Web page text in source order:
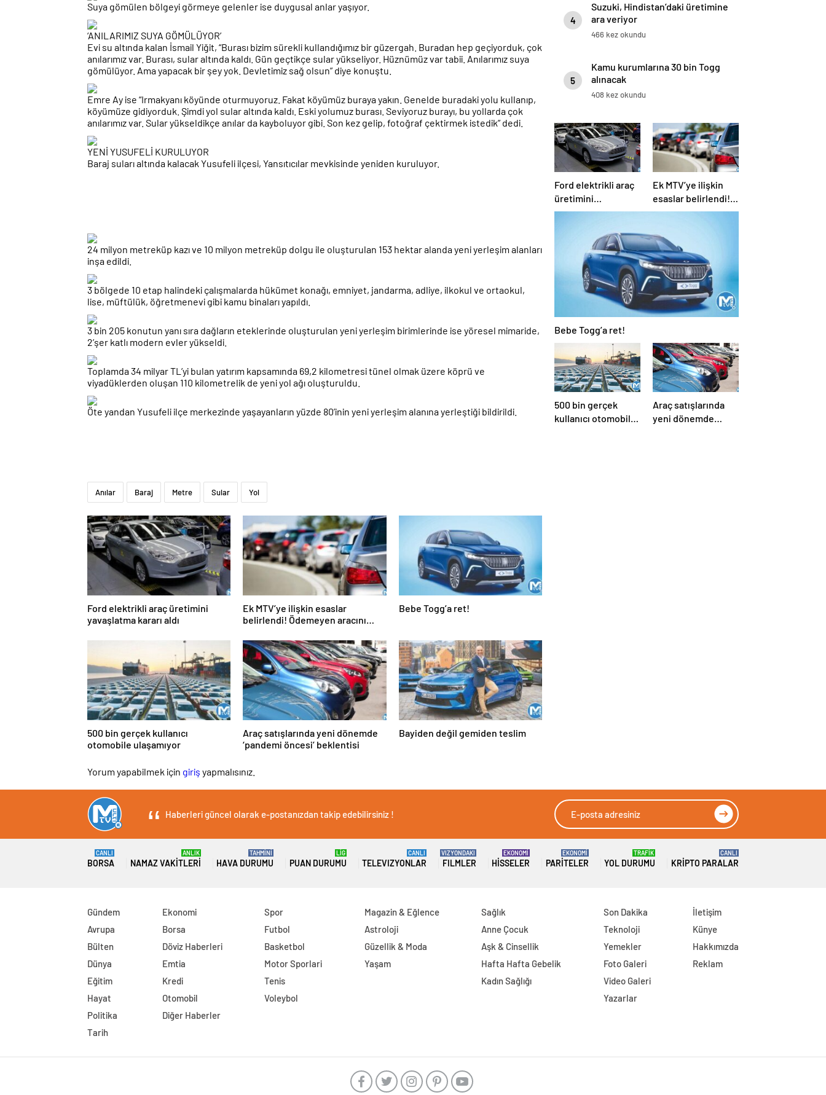
Suya gömülen bölgeyi görmeye gelenler ise duygusal anlar yaşıyor.
‘ANILARIMIZ SUYA GÖMÜLÜYOR’
Evi su altında kalan İsmail Yiğit, “Burası bizim sürekli kullandığımız bir güzergah. Buradan hep geçiyorduk, çok
anılarımız var. Burası, sular altında kaldı. Gün geçtikçe sular yükseliyor. Hüznümüz var tabii. Anılarımız suya
gömülüyor. Ama yapacak bir şey yok. Devletimiz sağ olsun” diye konuştu.
Emre Ay ise “Irmakyanı köyünde oturmuyoruz. Fakat köyümüz buraya yakın. Genelde buradaki yolu kullanıp,
köyümüze gidiyorduk. Şimdi yol sular altında kaldı. Eski yolumuz burası. Seviyoruz burayı, bu yollarda çok
anılarımız var. Sular yükseldikçe anılar da kayboluyor gibi. Son kez gelip, fotoğraf çektirmek istedik” dedi.
YENİ YUSUFELİ KURULUYOR
Baraj suları altında kalacak Yusufeli ilçesi, Yansıtıcılar mevkisinde yeniden kuruluyor.
24 milyon metreküp kazı ve 10 milyon metreküp dolgu ile oluşturulan 153 hektar alanda yeni yerleşim alanları
inşa edildi.
3 bölgede 10 etap halindeki çalışmalarda hükümet konağı, emniyet, jandarma, adliye, ilkokul ve ortaokul,
lise, müftülük, öğretmenevi gibi kamu binaları yapıldı.
3 bin 205 konutun yanı sıra dağların eteklerinde oluşturulan yeni yerleşim birimlerinde ise yöresel mimaride,
2’şer katlı modern evler yükseldi.
Toplamda 34 milyar TL’yi bulan yatırım kapsamında 69,2 kilometresi tünel olmak üzere köprü ve
viyadüklerden oluşan 110 kilometrelik de yeni yol ağı oluşturuldu.
Öte yandan Yusufeli ilçe merkezinde yaşayanların yüzde 80’inin yeni yerleşim alanına yerleştiği bildirildi.
Anılar Baraj Metre Sular Yol
Ford elektrikli araç üretimini
yavaşlatma kararı aldı
Ek MTV’ye ilişkin esaslar
belirlendi! Ödemeyen aracını
Bebe Togg’a ret!
500 bin gerçek kullanıcı
otomobile ulaşamıyor
Araç satışlarında yeni dönemde
‘pandemi öncesi’ beklentisi
Bayiden değil gemiden teslim
Yorum yapabilmek için giriş yapmalısınız.
4
Suzuki, Hindistan’daki üretimine
ara veriyor
466 kez okundu
5
Kamu kurumlarına 30 bin Togg
alınacak
408 kez okundu
Ford elektrikli araç
üretimini
yavaşlatma kararı
Ek MTV’ye ilişkin
esaslar belirlendi!
Ödemeyen aracını
Bebe Togg’a ret!
500 bin gerçek
kullanıcı otomobile
Araç satışlarında
yeni dönemde
Haberleri güncel olarak e-postanızdan takip edebilirsiniz !
BORSA
CANLI
NAMAZ VAKITLERI
ANLIK
HAVA DURUMU
TAHMİNİ
PUAN DURUMU
LİG
TELEVIZYONLAR
CANLI
FILMLER
VIZYONDAKI
HISSELER
EKONOMİ
PARITELER
EKONOMİ
YOL DURUMU
TRAFİK
KRIPTO PARALAR
CANLI
Gündem
Avrupa
Bülten
Dünya
Eğitim
Hayat
Politika
Tarih
Ekonomi
Borsa
Döviz Haberleri
Emtia
Kredi
Otomobil
Diğer Haberler
Spor
Futbol
Basketbol
Motor Sporlari
Tenis
Voleybol
Magazin & Eğlence
Astroloji
Güzellik & Moda
Yaşam
Sağlık
Anne Çocuk
Aşk & Cinsellik
Hafta Hafta Gebelik
Kadın Sağlığı
Son Dakika
Teknoloji
Yemekler
Foto Galeri
Video Galeri
Yazarlar
İletişim
Künye
Hakkımızda
Reklam